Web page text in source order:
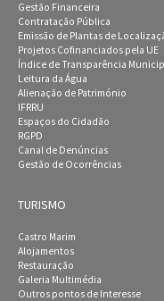
Gestão Financeira
Contratação Pública
Emissão de Plantas de
Projetos Cofinanciados pela UE
Índice de Transparência
Leitura da Água
Alienação de Património
IFRRU
Espaços do Cidadão
RGPD
Canal de Denúncias
Gestão de Ocorrências
TURISMO
Castro Marim
Alojamentos
Restauração
Galeria Multimédia
Outros pontos de Interesse